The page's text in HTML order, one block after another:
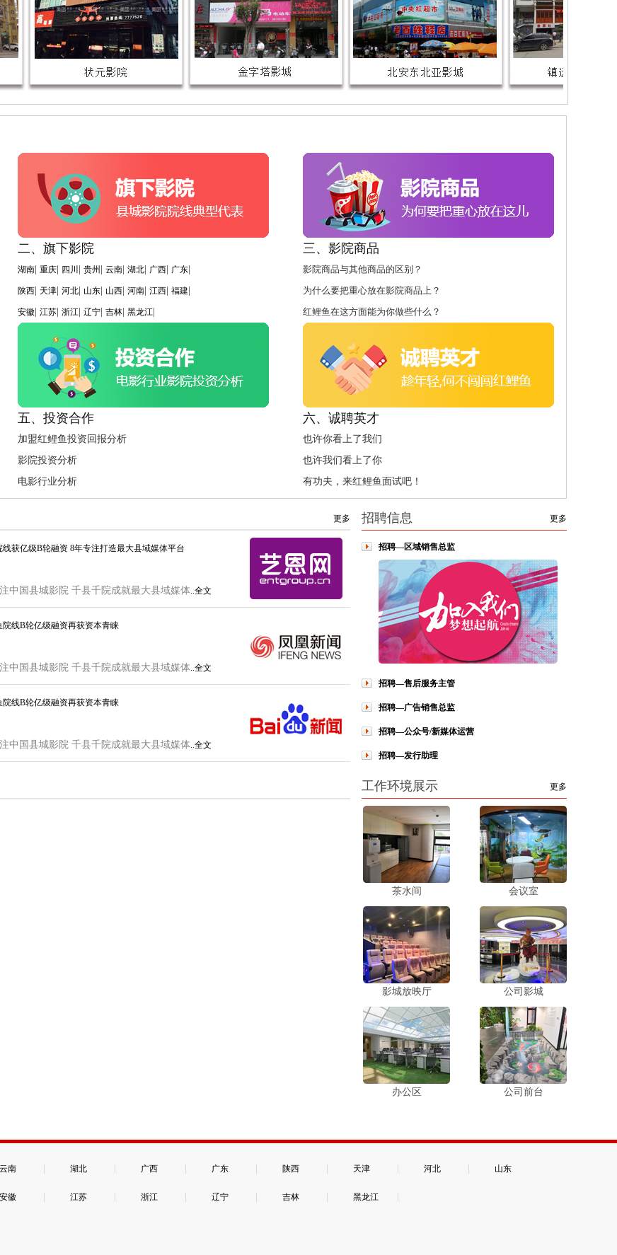
二、旗下影院
湖南 重庆 四川 贵州 云南 湖北 广西 广东
陕西 天津 河北 山东 山西 河南 江西 福建
安徽 江苏 浙江 辽宁 吉林 黑龙江
三、影院商品
影院商品与其他商品的区别？
为什么要把重心放在影院商品上？
红鲤鱼在这方面能为你做些什么？
五、投资合作
加盟红鲤鱼投资回报分析
影院投资分析
电影行业分析
六、诚聘英才
也许你看上了我们
也许我们看上了你
有功夫，来红鲤鱼面试吧！
更多
获亿级B轮融资 8年专注打造最大县域媒体平台
中国县城影院 千县千院成就最大县域媒体..全文
院线B轮亿级融资再获资本青睐
中国县城影院 千县千院成就最大县域媒体..全文
线B轮亿级融资再获资本青睐
中国县城影院 千县千院成就最大县域媒体..全文
更多
招聘信息
招聘—区域销售总监
招聘—售后服务主管
招聘—广告销售总监
招聘—公众号/新媒体运营
招聘—发行助理
更多
工作环境展示
茶水间 会议室
影城放映厅 公司影城
办公区 公司前台
云南 湖北 广西 广东 陕西 天津 河北 山东
安徽 江苏 浙江 辽宁 吉林 黑龙江